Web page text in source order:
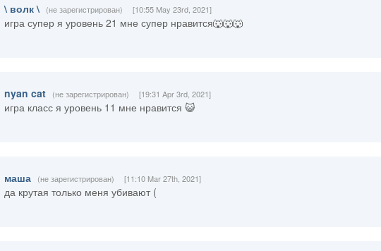
\ волк \ (не зарегистрирован) [10:55 May 23rd, 2021]
игра супер я уровень 21 мне супер нравится🐺🐺🐺
nyan cat (не зарегистрирован) [19:31 Apr 3rd, 2021]
игра класс я уровень 11 мне нравится 😺
маша (не зарегистрирован) [11:10 Mar 27th, 2021]
да крутая только меня убивают (